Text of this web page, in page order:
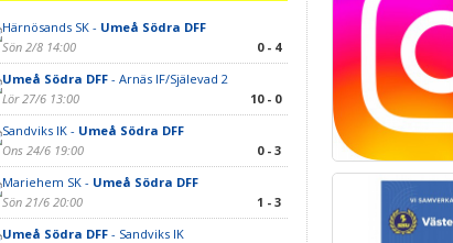
Härnösands SK - Umeå Södra DFF
Sön 2/8 14:00
0 - 4
Umeå Södra DFF- Arnäs IF/Själevad 2
Lör 27/6 13:00
10 - 0
Sandviks IK - Umeå Södra DFF
Ons 24/6 19:00
0 - 3
Mariehem SK - Umeå Södra DFF
Sön 21/6 20:00
1 - 3
Umeå Södra DFF- Sandviks IK